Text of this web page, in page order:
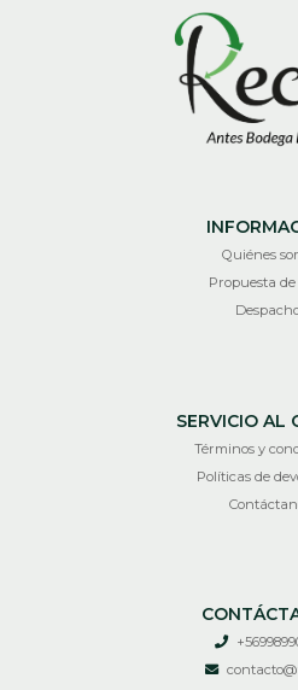
Quiénes
Propuesta
SERVICIO AL
Términos y
Políticas de